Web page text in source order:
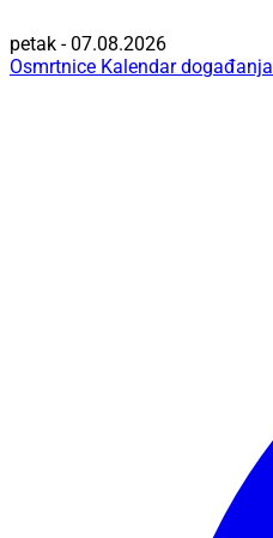
petak - 07.08.2026
Osmrtnice Kalendar događanja